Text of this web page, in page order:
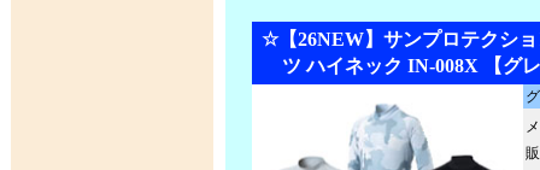
☆【26NEW】サンプロテクシ
ツ ハイネック IN-008X 【グ